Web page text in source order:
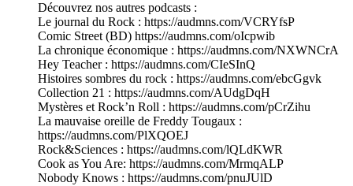
Découvrez nos autres podcasts :
Le journal du Rock : https://audmns.com/VCRYfsP
Comic Street (BD) https://audmns.com/oIcpwib
La chronique économique : https://audmns.com/NXWNCrA
Hey Teacher : https://audmns.com/CIeSInQ
Histoires sombres du rock : https://audmns.com/ebcGgvk
Collection 21 : https://audmns.com/AUdgDqH
Mystères et Rock’n Roll : https://audmns.com/pCrZihu
La mauvaise oreille de Freddy Tougaux :
https://audmns.com/PlXQOEJ
Rock&Sciences : https://audmns.com/lQLdKWR
Cook as You Are: https://audmns.com/MrmqALP
Nobody Knows : https://audmns.com/pnuJUlD